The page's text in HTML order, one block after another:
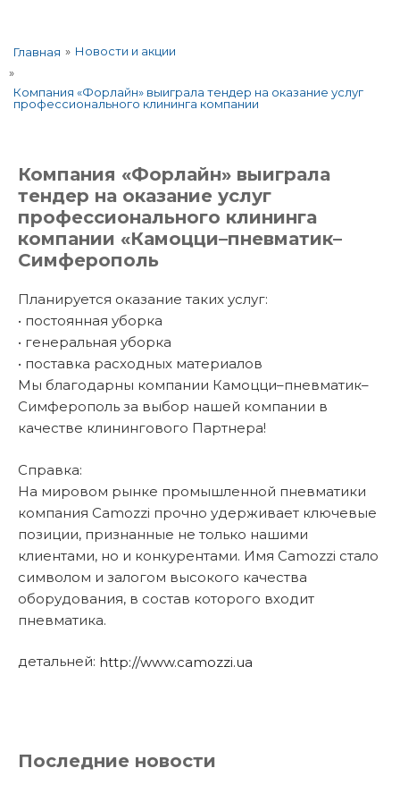
Главная » Новости и акции
»
Компания «Форлайн» выиграла тендер на оказание услуг
профессионального клининга компании
Последние новости
Компания «Форлайн» выиграла
тендер на оказание услуг
профессионального клининга
компании «Камоцци–пневматик–
Симферополь
Планируется оказание таких услуг:
• постоянная уборка
• генеральная уборка
• поставка расходных материалов
Мы благодарны компании Камоцци–пневматик–
Симферополь за выбор нашей компании в
качестве клинингового Партнера!
Справка:
На мировом рынке промышленной пневматики
компания Camozzi прочно удерживает ключевые
позиции, признанные не только нашими
клиентами, но и конкурентами. Имя Camozzi стало
символом и залогом высокого качества
оборудования, в состав которого входит
пневматика.
детальней: http://www.camozzi.ua